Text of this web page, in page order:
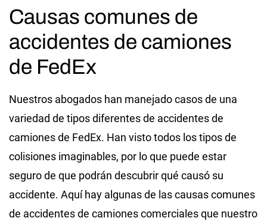
Causas comunes de
accidentes de camiones
de FedEx
Nuestros abogados han manejado casos de una
variedad de tipos diferentes de accidentes de
camiones de FedEx. Han visto todos los tipos de
colisiones imaginables, por lo que puede estar
seguro de que podrán descubrir qué causó su
accidente. Aquí hay algunas de las causas comunes
de accidentes de camiones comerciales que nuestro